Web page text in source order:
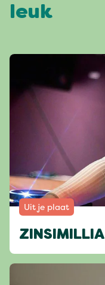
leuk
Uit je plaat
ZINSIMILLIA